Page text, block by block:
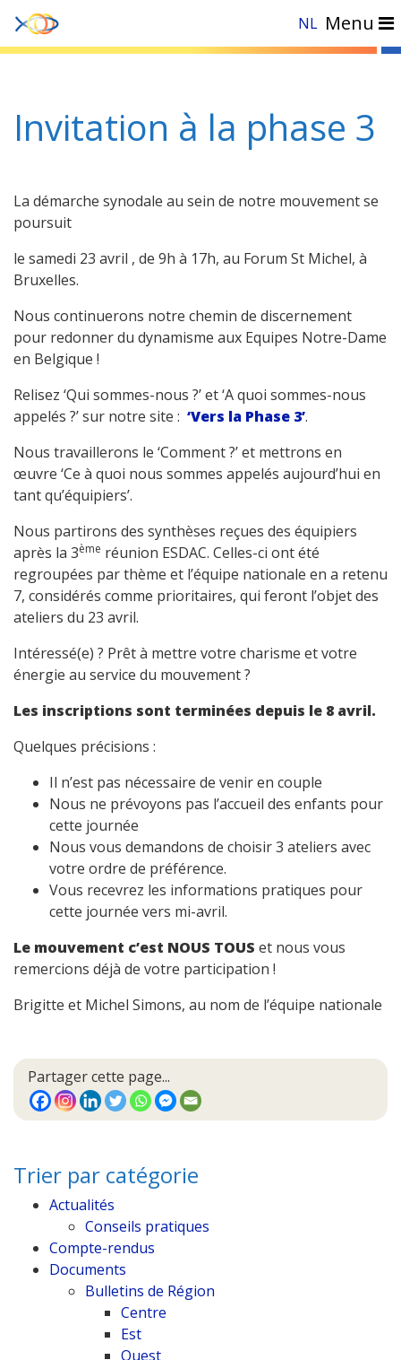
NL Menu
Accueil
Invitation à la phase 3
La démarche synodale au sein de notre mouvement se
poursuit
le samedi 23 avril , de 9h à 17h, au Forum St Michel, à
Bruxelles.
Nous continuerons notre chemin de discernement
pour redonner du dynamisme aux Equipes Notre-Dame
en Belgique !
Relisez ‘Qui sommes-nous ?’ et ‘A quoi sommes-nous
appelés ?’ sur notre site : ‘Vers la Phase 3’.
Nous travaillerons le ‘Comment ?’ et mettrons en
œuvre ‘Ce à quoi nous sommes appelés aujourd’hui en
tant qu’équipiers’.
Nous partirons des synthèses reçues des équipiers
après la 3ème réunion ESDAC. Celles-ci ont été
regroupées par thème et l’équipe nationale en a retenu
7, considérés comme prioritaires, qui feront l’objet des
ateliers du 23 avril.
Intéressé(e) ? Prêt à mettre votre charisme et votre
énergie au service du mouvement ?
Les inscriptions sont terminées depuis le 8 avril.
Quelques précisions :
Il n’est pas nécessaire de venir en couple
Nous ne prévoyons pas l’accueil des enfants pour
cette journée
Nous vous demandons de choisir 3 ateliers avec
votre ordre de préférence.
Vous recevrez les informations pratiques pour
cette journée vers mi-avril.
Le mouvement c’est NOUS TOUS et nous vous
remercions déjà de votre participation !
Brigitte et Michel Simons, au nom de l’équipe nationale
Partager cette page...
Trier par catégorie
Actualités
Conseils pratiques
Compte-rendus
Documents
Bulletins de Région
Centre
Est
Ouest